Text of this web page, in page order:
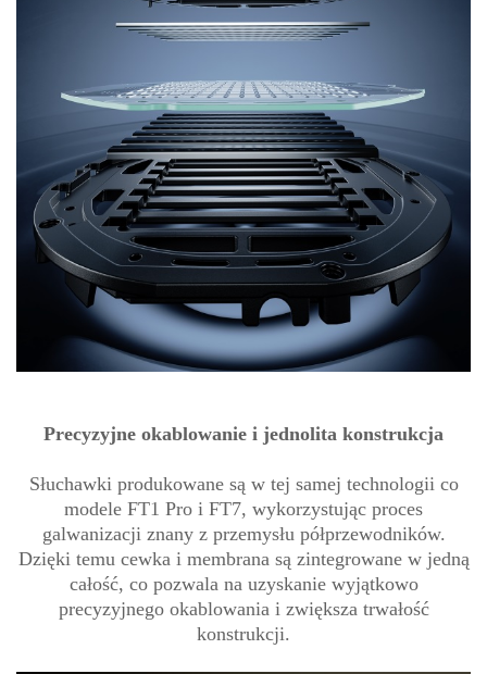
Precyzyjne okablowanie i jednolita konstrukcja
Słuchawki produkowane są w tej samej technologii co
modele FT1 Pro i FT7, wykorzystując proces
galwanizacji znany z przemysłu półprzewodników.
Dzięki temu cewka i membrana są zintegrowane w jedną
całość, co pozwala na uzyskanie wyjątkowo
precyzyjnego okablowania i zwiększa trwałość
konstrukcji.